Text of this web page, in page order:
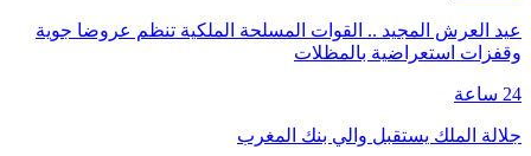
عيد العرش المجيد .. القوات المسلحة الملكية تنظم عروضا جوية
وقفزات استعراضية بالمظلات
24 ساعة
جلالة الملك يستقبل والي بنك المغرب